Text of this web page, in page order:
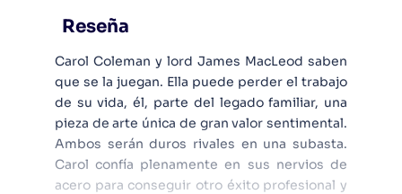
Reseña
Carol Coleman y lord James MacLeod saben
que se la juegan. Ella puede perder el trabajo
de su vida, él, parte del legado familiar, una
pieza de arte única de gran valor sentimental.
Ambos serán duros rivales en una subasta.
Carol confía plenamente en sus nervios de
acero para conseguir otro éxito profesional y